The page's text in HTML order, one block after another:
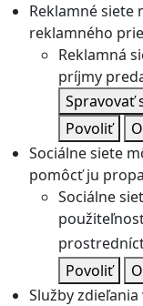
Reklamné
reklamného
Reklamná
príjmy
Spravovať
Povoliť
Sociálne siete
pomôcť ju
Sociálne
Povoliť
Služby